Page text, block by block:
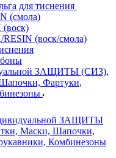
для тиснения
(смола)
(воск/смола)
ЗАЩИТЫ (СИЗ),
Фартуки,
ЗАЩИТЫ
Маски, Шапочки,
Комбинезоны